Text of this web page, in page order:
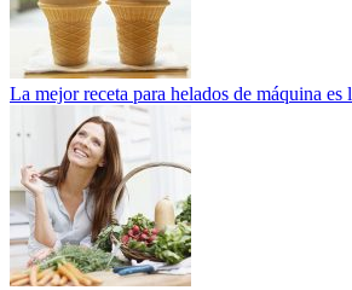
La mejor receta para helados de máquina